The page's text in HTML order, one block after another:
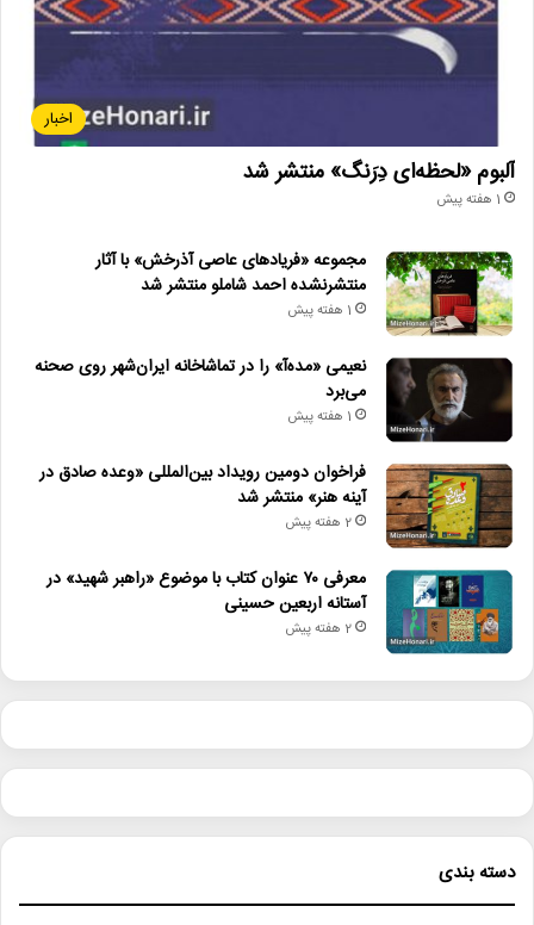
اخبار
آلبوم «لحظه‌ای دِرَنگ» منتشر شد
1 هفته پیش
مجموعه «فریادهای عاصی آذرخش» با آثار
منتشرنشده احمد شاملو منتشر شد
1 هفته پیش
نعیمی «مده‌آ» را در تماشاخانه ایران‌شهر روی صحنه
می‌برد
1 هفته پیش
فراخوان دومین رویداد بین‌المللی «وعده صادق در
آینه هنر» منتشر شد
2 هفته پیش
معرفی ۷۰ عنوان کتاب با موضوع «راهبر شهید» در
آستانه اربعین حسینی
2 هفته پیش
دسته بندی